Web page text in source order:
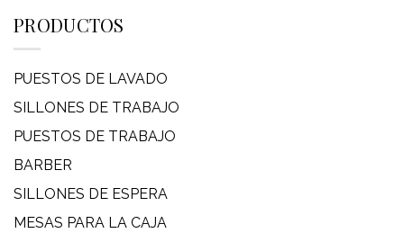
PRODUCTOS
PUESTOS DE LAVADO
SILLONES DE TRABAJO
PUESTOS DE TRABAJO
BARBER
SILLONES DE ESPERA
MESAS PARA LA CAJA